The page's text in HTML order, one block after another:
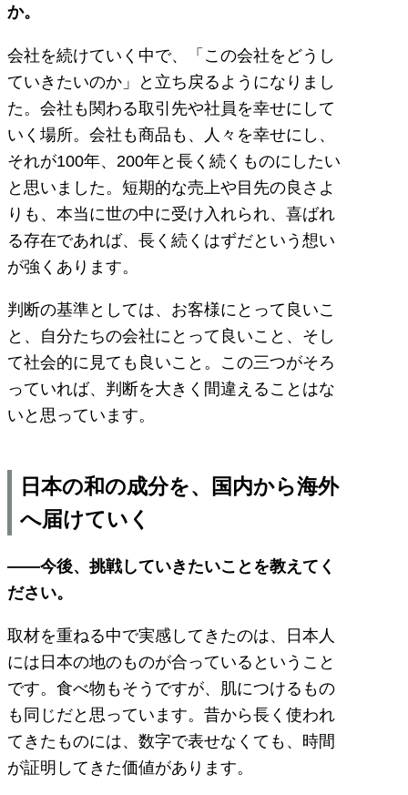
か。
会社を続けていく中で、「この会社をどうし
ていきたいのか」と立ち戻るようになりまし
た。会社も関わる取引先や社員を幸せにして
いく場所。会社も商品も、人々を幸せにし、
それが100年、200年と長く続くものにしたい
と思いました。短期的な売上や目先の良さよ
りも、本当に世の中に受け入れられ、喜ばれ
る存在であれば、長く続くはずだという想い
が強くあります。
判断の基準としては、お客様にとって良いこ
と、自分たちの会社にとって良いこと、そし
て社会的に見ても良いこと。この三つがそろ
っていれば、判断を大きく間違えることはな
いと思っています。
日本の和の成分を、国内から海外
へ届けていく
——今後、挑戦していきたいことを教えてく
ださい。
取材を重ねる中で実感してきたのは、日本人
には日本の地のものが合っているということ
です。食べ物もそうですが、肌につけるもの
も同じだと思っています。昔から長く使われ
てきたものには、数字で表せなくても、時間
が証明してきた価値があります。